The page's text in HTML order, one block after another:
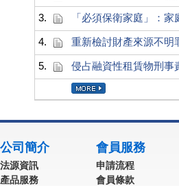
3. 「必須保衛家庭」：
4. 重新檢討財產來源不明
5. 侵占融資性租賃物刑事
公司簡介
法源資訊
產品服務
會員服務
申請流程
會員條款